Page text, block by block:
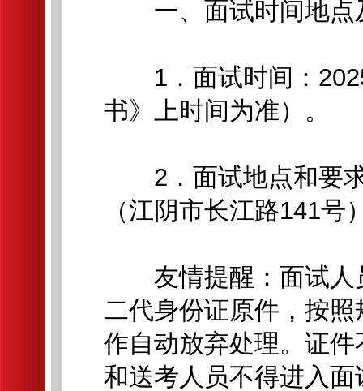
一、面试时间地点
1．面试时间：2025
书》上时间为准）。
2．面试地点和要求
（江阴市长江路141
友情提醒：面试人
二代身份证原件，按
作自动放弃处理。证
和送考人员不得进入